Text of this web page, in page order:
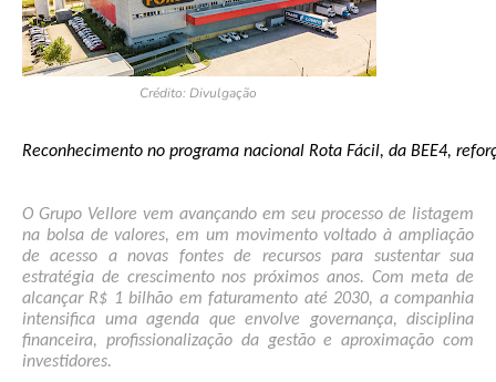
Crédito: Divulgação
Reconhecimento no programa nacional Rota Fácil, da BEE4,
O Grupo Vellore vem avançando em seu processo de listagem
na bolsa de valores, em um movimento voltado à ampliação
de acesso a novas fontes de recursos para sustentar sua
estratégia de crescimento nos próximos anos. Com meta de
alcançar R$ 1 bilhão em faturamento até 2030, a companhia
intensifica uma agenda que envolve governança, disciplina
financeira, profissionalização da gestão e aproximação com
investidores.